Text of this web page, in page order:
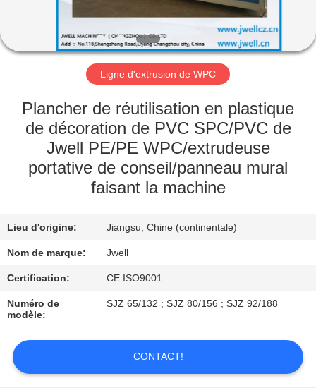
PROPOS
DE
NOUS
VISITE
D'USINE
CONTRÔLE
CONTACTEZ-
NOUS
UNE
CITATION
Ligne d'extrusion de WPC
Plancher de réutilisation en plastique
de décoration de PVC SPC/PVC de
Jwell PE/PE WPC/extrudeuse
portative de conseil/panneau mural
faisant la machine
Lieu d'origine: Jiangsu, Chine (continentale)
Nom de marque: Jwell
Certification: CE ISO9001
Numéro de
modèle:
SJZ 65/132 ; SJZ 80/156 ; SJZ 92/188
CONTACT!